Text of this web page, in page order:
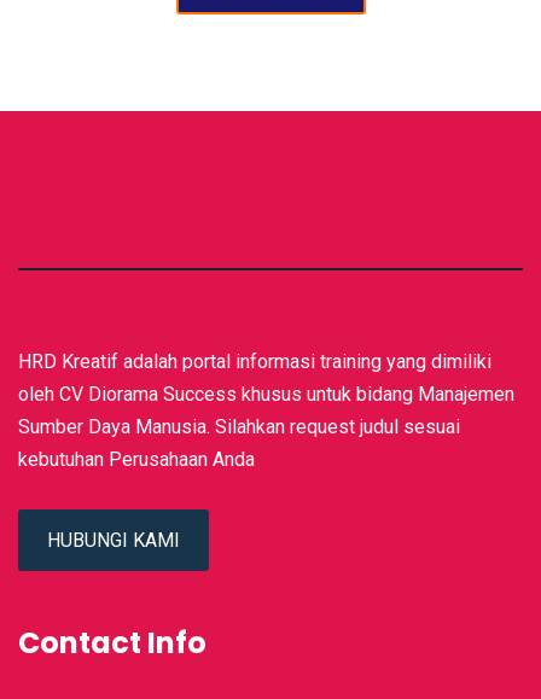
HRD Kreatif adalah portal informasi training yang dimiliki
oleh CV Diorama Success khusus untuk bidang Manajemen
Sumber Daya Manusia. Silahkan request judul sesuai
kebutuhan Perusahaan Anda
HUBUNGI KAMI
Contact Info